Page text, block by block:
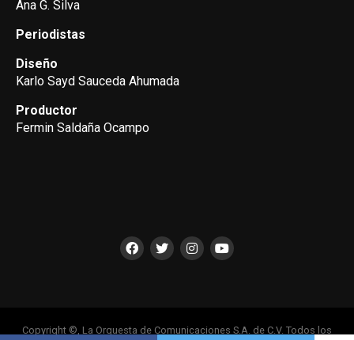
Ana G. Silva
Periodistas
Diseño
Karlo Sayd Sauceda Ahumada
Productor
Fermin Saldaña Ocampo
Copyright ©, La Orquesta de Comunicaciones S.A. de C.V. Todos los